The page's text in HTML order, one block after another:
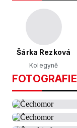
Šárka Rezková
Kolegyně
FOTOGRAFIE